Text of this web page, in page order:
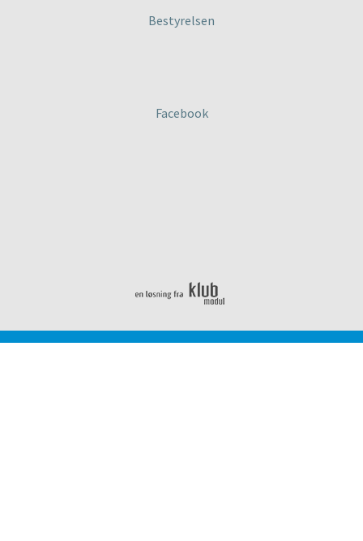
Bestyrelsen
Facebook